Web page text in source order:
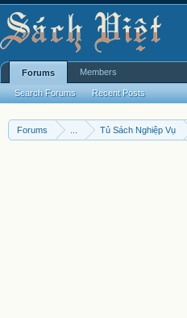
Forums Tủ Sách Nghiệp Vụ
Forums
Search Forums Recent Posts
Members